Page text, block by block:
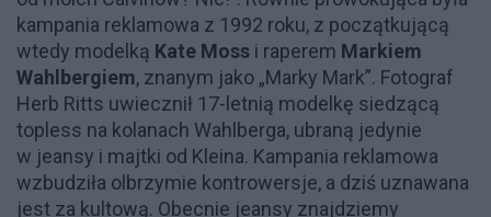
kampania reklamowa z 1992 roku, z początkującą
wtedy modelką Kate Moss i raperem Markiem
Wahlbergiem, znanym jako „Marky Mark”. Fotograf
Herb Ritts uwiecznił 17-letnią modelkę siedzącą
topless na kolanach Wahlberga, ubraną jedynie
w jeansy i majtki od Kleina. Kampania reklamowa
wzbudziła olbrzymie kontrowersje, a dziś uznawana
jest za kultową. Obecnie jeansy znajdziemy